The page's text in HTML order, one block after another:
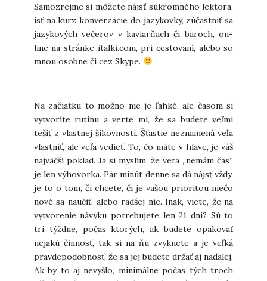
Samozrejme si môžete nájsť súkromného lektora,
ísť na kurz konverzácie do jazykovky, zúčastniť sa
jazykových večerov v kaviarňach či baroch, on-
line na stránke italki.com, pri cestovaní, alebo so
mnou osobne či cez Skype.
Na začiatku to možno nie je ľahké, ale časom si
vytvoríte rutinu a verte mi, že sa budete veľmi
tešiť z vlastnej šikovnosti. Šťastie neznamená veľa
vlastniť, ale veľa vedieť. To, čo máte v hlave, je váš
najväčší poklad. Ja si myslím, že veta „nemám čas“
je len výhovorka. Pár minút denne sa dá nájsť vždy,
je to o tom, či chcete, či je vašou prioritou niečo
nové sa naučiť, alebo radšej nie. Inak, viete, že na
vytvorenie návyku potrebujete len 21 dní? Sú to
tri týždne, počas ktorých, ak budete opakovať
nejakú činnosť, tak si na ňu zvyknete a je veľká
pravdepodobnosť, že sa jej budete držať aj naďalej.
Ak by to aj nevyšlo, minimálne počas tých troch